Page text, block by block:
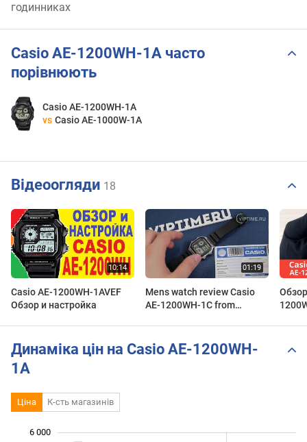
годинниках
Casio AE-1200WH-1A часто
порівнюють
Casio AE-1200WH-1A
vs Casio AE-1000W-1A
Відеоогляди 18
Casio AE-1200WH-1AVEF
Обзор и настройка
Mens watch review Casio
AE-1200WH-1C from
Динаміка цін на Casio AE-1200WH-
1A
Ціна К-сть магазинів
6 000